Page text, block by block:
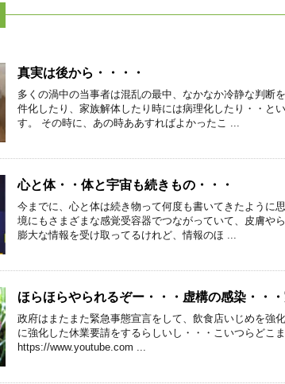
真実は後から・・・・
多くの渦中の当事者は混乱の最中、なかなか冷静な判断
件化したり、家族解体したり時には病理化したり・・と
す。 その時に、あの時ああすればよかったこ ...
心と体・・体と宇宙も続きもの・・・
今までに、心と体は続き物って何度も書いてきたように
境にもさまざまな感覚受容器でつながっていて、皮膚や
膨大な情報を受け取ってるけれど、情報のほ ...
ほらほらやられるぞー・・・虚構の感染・・
政府はまたまた緊急事態宣言をして、飲食店いじめを強
に強化した休業要請をするらしいし・・・こいつらどこ
https://www.youtube.com ...